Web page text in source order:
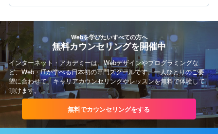
Webを学びたいすべての方へ
無料カウンセリングを開催中
インターネット・アカデミーは、Webデザインやプログラミングな
ど、Web・ITが学べる日本初の専門スクールです。一人ひとりのご要
望に合わせて、キャリアカウンセリングやレッスンを無料で体験して
頂けます。
無料でカウンセリングをする